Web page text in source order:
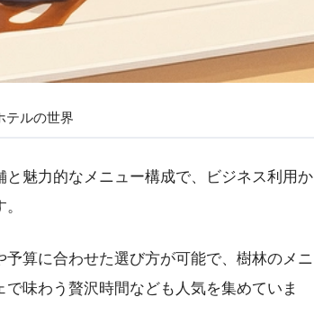
テルの世界
魅力的なメニュー構成で、ビジネス利用か
算に合わせた選び方が可能で、樹林のメニ
味わう贅沢時間なども人気を集めていま